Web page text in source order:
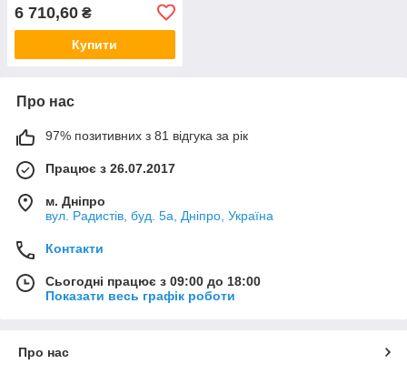
6 710,60 ₴
Купити
Про нас
97% позитивних з 81 відгука за рік
Працює з 26.07.2017
м. Дніпро
вул. Радистів, буд. 5а, Дніпро, Україна
Контакти
Сьогодні працює з 09:00 до 18:00
Показати весь графік роботи
Про нас